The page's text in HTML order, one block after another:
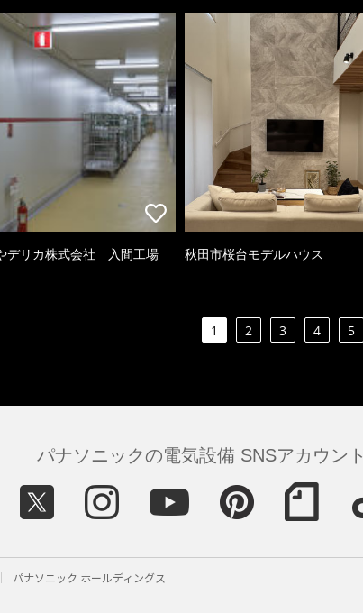
デリカ株式会社 入間工場 秋田市桜台モデルハウス
1 2 3 4 5
パナソニックの電気設備 SNSアカウント
パナソニック ホールディングス